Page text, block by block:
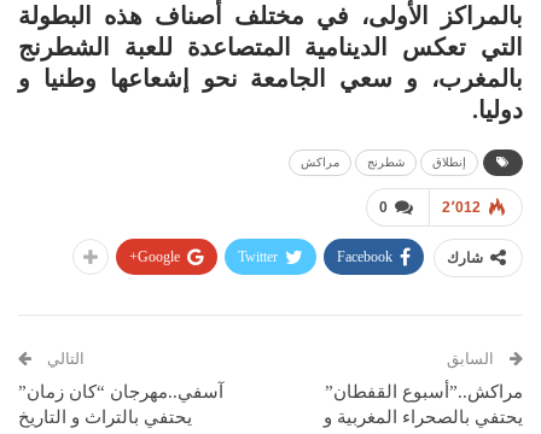
بالمراكز الأولى، في مختلف أصناف هذه البطولة
التي تعكس الدينامية المتصاعدة للعبة الشطرنج
بالمغرب، و سعي الجامعة نحو إشعاعها وطنيا و
دوليا.
إنطلاق شطرنج مراكش
0 2٬012
شارك Facebook
Twitter
Google+
السابق
مراكش..”أسبوع القفطان”
يحتفي بالصحراء المغربية و
التالي
آسفي..مهرجان “كان زمان”
يحتفي بالتراث و التاريخ